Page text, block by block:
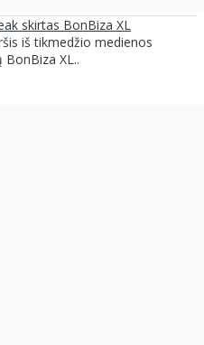
skirtas BonBiza XL
iš tikmedžio medienos
XL..